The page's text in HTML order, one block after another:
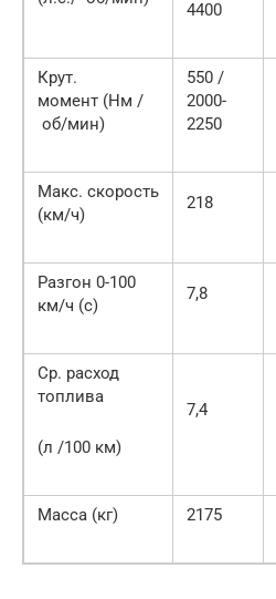
4400
Крут.
момент (Нм /
об/мин)
550 /
2000-
2250
Макс. скорость
(км/ч)
218
Разгон 0-100
км/ч (с)
7,8
Ср. расход
топлива
(л /100 км)
7,4
Масса (кг) 2175